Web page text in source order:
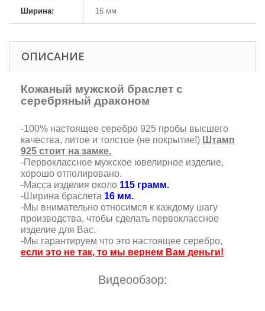
Ширина: 16 мм
ОПИСАНИЕ
Кожаный мужской браслет с
серебряный драконом
-100% настоящее серебро 925 пробы высшего
качества, литое и толстое (не покрытие!) Штамп
925 стоит на замке.
-Первоклассное мужское ювелирное изделие,
хорошо отполировано.
-Масса изделия около 115 грамм.
-Ширина браслета 16 мм.
-Мы внимательно относимся к каждому шагу
производства, чтобы сделать первоклассное
изделие для Вас.
-Мы гарантируем что это настоящее серебро,
если это не так, то мы вернем Вам деньги!
Видеообзор: